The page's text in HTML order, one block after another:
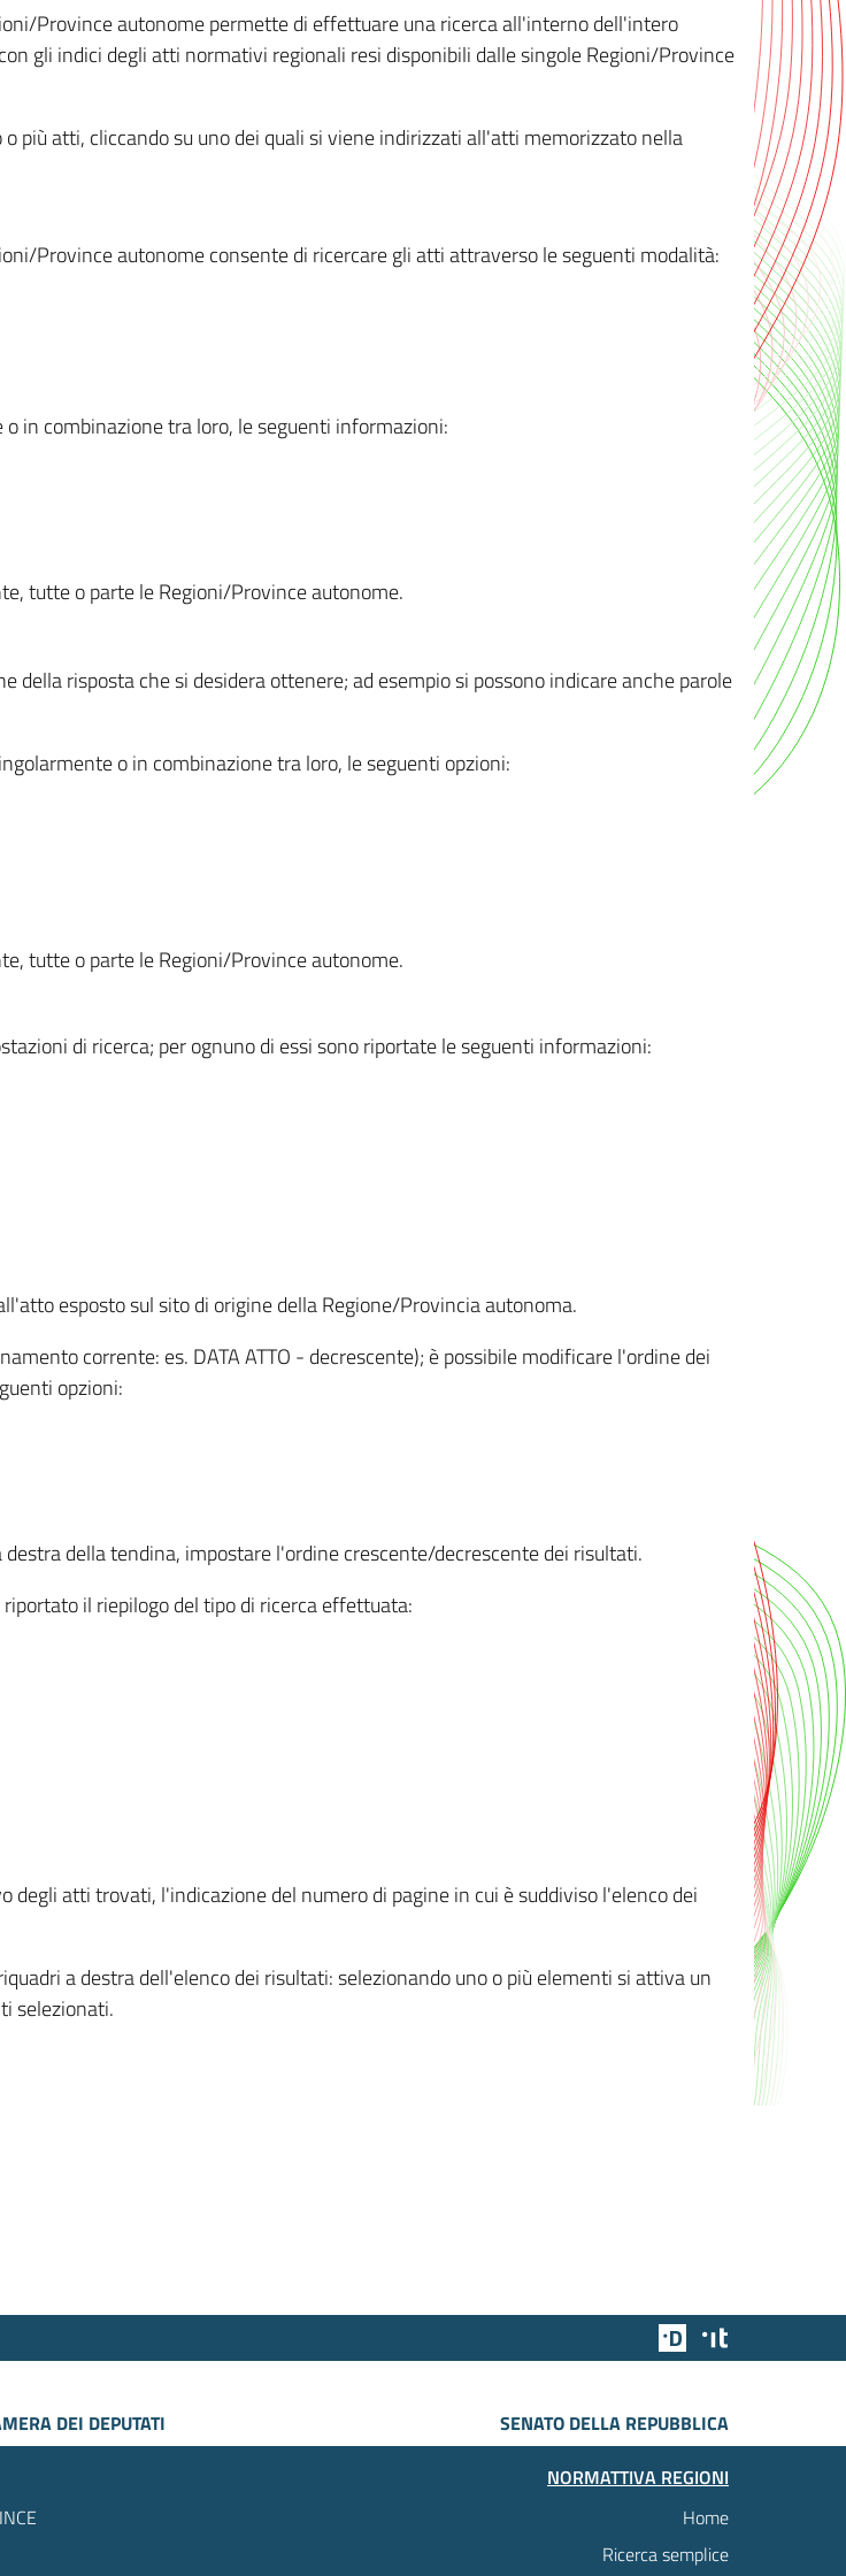
Province autonome permette di effettuare una ricerca all'interno dell'intero
gli indici degli atti normativi regionali resi disponibili dalle singole Regioni/Province
più atti, cliccando su uno dei quali si viene indirizzati all'atti memorizzato nella
Province autonome consente di ricercare gli atti attraverso le seguenti modalità:
in combinazione tra loro, le seguenti informazioni:
tutte o parte le Regioni/Province autonome.
risposta che si desidera ottenere; ad esempio si possono indicare anche parole
o in combinazione tra loro, le seguenti opzioni:
tutte o parte le Regioni/Province autonome.
di ricerca; per ognuno di essi sono riportate le seguenti informazioni:
esposto sul sito di origine della Regione/Provincia autonoma.
corrente: es. DATA ATTO - decrescente); è possibile modificare l'ordine dei
opzioni:
della tendina, impostare l'ordine crescente/decrescente dei risultati.
riportato il riepilogo del tipo di ricerca effettuata:
atti trovati, l'indicazione del numero di pagine in cui è suddiviso l'elenco dei
a destra dell'elenco dei risultati: selezionando uno o più elementi si attiva un
selezionati.
Team Digitale
DEI DEPUTATI
SENATO DELLA REPUBBLICA
NORMATTIVA REGIONI
Home
Ricerca semplice